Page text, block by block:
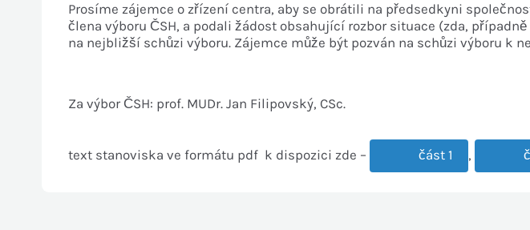
Prosíme zájemce o zřízení centra, aby se obrátili na předsedkyni
člena výboru ČSH, a podali žádost obsahující rozbor situace (zda,
na nejbližší schůzi výboru. Zájemce může být pozván na schůzi výboru k
Za výbor ČSH: prof. MUDr. Jan Filipovský, CSc.
text stanoviska ve formátu pdf k dispozici zde – část 1 ,